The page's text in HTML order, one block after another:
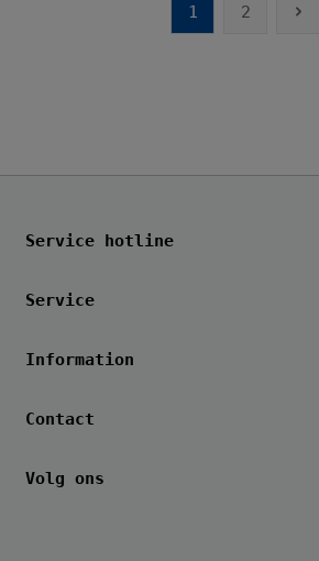
Pagina
1
Pagina
2
Service hotline
Service
Information
Contact
Volg ons